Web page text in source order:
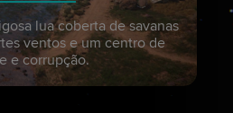
lua coberta de savanas
ventos e um centro de
e corrupção.